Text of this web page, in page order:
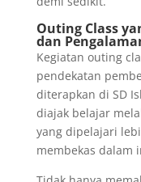
Outing Class
dan
Kegiatan outing
pendekatan
diterapkan di SD
diajak belajar
yang dipelajari
membekas dalam